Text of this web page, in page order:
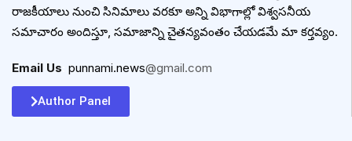
రాజకీయాలు నుంచి సినిమాలు వరకూ అన్ని విభాగాల్లో విశ్వసనీయ
సమాచారం అందిస్తూ, సమాజాన్ని చైతన్యవంతం చేయడమే మా కర్తవ్యం.
Email Us punnami.news@gmail.com
Author Panel